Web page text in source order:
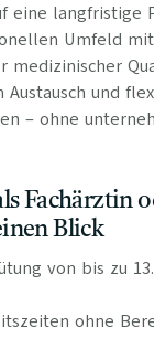
eine langfristige
Umfeld
medizinischer
und
– ohne
Fachärztin
Blick
von bis zu
ohne